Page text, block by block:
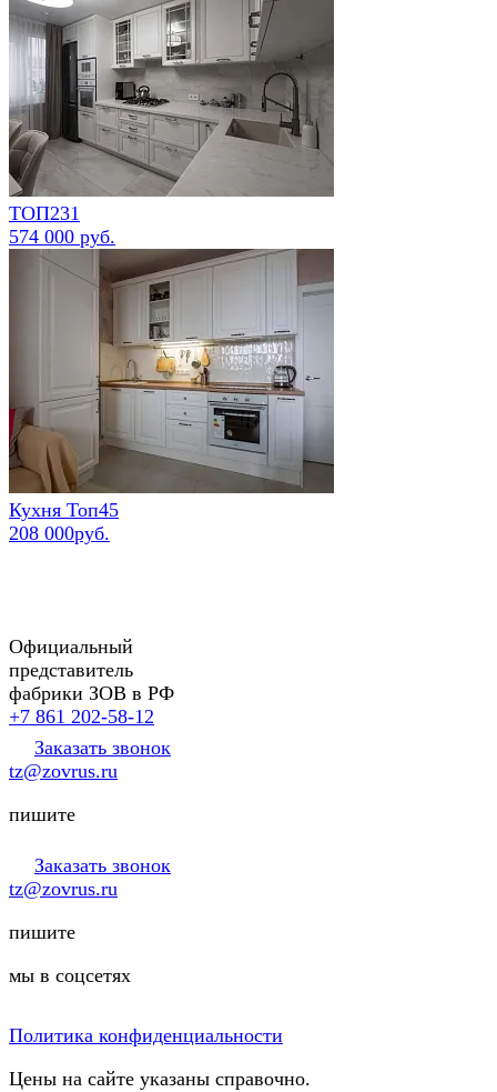
ТОП231
574 000 руб.
Кухня Топ45
208 000руб.
Официальный
представитель
фабрики ЗОВ в РФ
+7 861 202-58-12
Заказать звонок
tz@zovrus.ru
пишите
Заказать звонок
tz@zovrus.ru
пишите
мы в соцсетях
Политика конфиденциальности
Цены на сайте указаны справочно.